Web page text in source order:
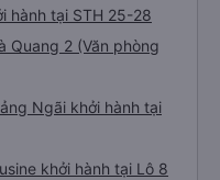
hành tại STH 25-28
Quang 2 (Văn phòng
Ngãi khởi hành tại
khởi hành tại Lô 8